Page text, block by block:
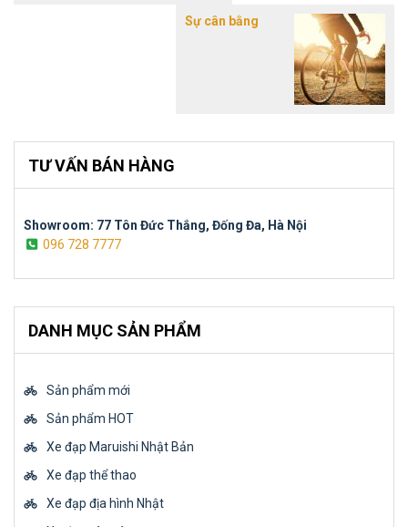
Sự cân bằng
TƯ VẤN BÁN HÀNG
Showroom: 77 Tôn Đức Thắng, Đống Đa, Hà Nội
096 728 7777
DANH MỤC SẢN PHẨM
Sản phẩm mới
Sản phẩm HOT
Xe đạp Maruishi Nhật Bản
Xe đạp thể thao
Xe đạp địa hình Nhật